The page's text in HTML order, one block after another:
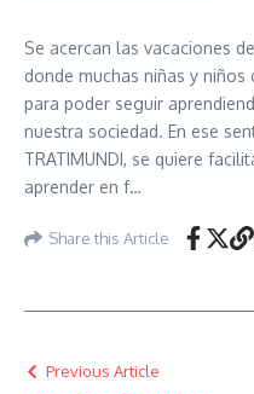
Se acercan las vacaciones
donde muchas niñas y
para poder seguir
nuestra sociedad. En ese
TRATIMUNDI, se quiere
aprender en f…
Share this Article
Previous Article